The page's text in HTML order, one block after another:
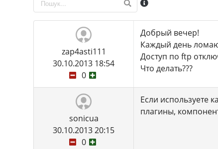
zap4asti111
30.10.2013 18:54
0
Добрый вечер!
Каждый день
Доступ по ftp
Что делать???
sonicua
30.10.2013 20:15
0
Если используете
плагины,